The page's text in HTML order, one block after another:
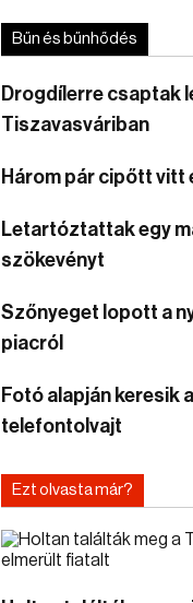
Bűn és bűnhődés
Drogdílerre csaptak
Tiszavasváriban
Három pár cipőtt vitt
Letartóztattak egy
szökevényt
Szőnyeget lopott a
piacról
Fotó alapján keresik
telefontolvajt
Ezt olvasta már?